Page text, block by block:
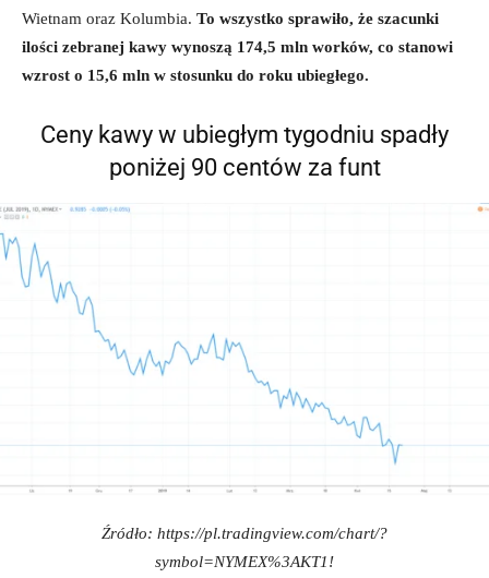
Wietnam oraz Kolumbia. To wszystko sprawiło, że szacunki
ilości zebranej kawy wynoszą 174,5 mln worków, co stanowi
wzrost o 15,6 mln w stosunku do roku ubiegłego.
Ceny kawy w ubiegłym tygodniu spadły
poniżej 90 centów za funt
Źródło: https://pl.tradingview.com/chart/?
symbol=NYMEX%3AKT1!